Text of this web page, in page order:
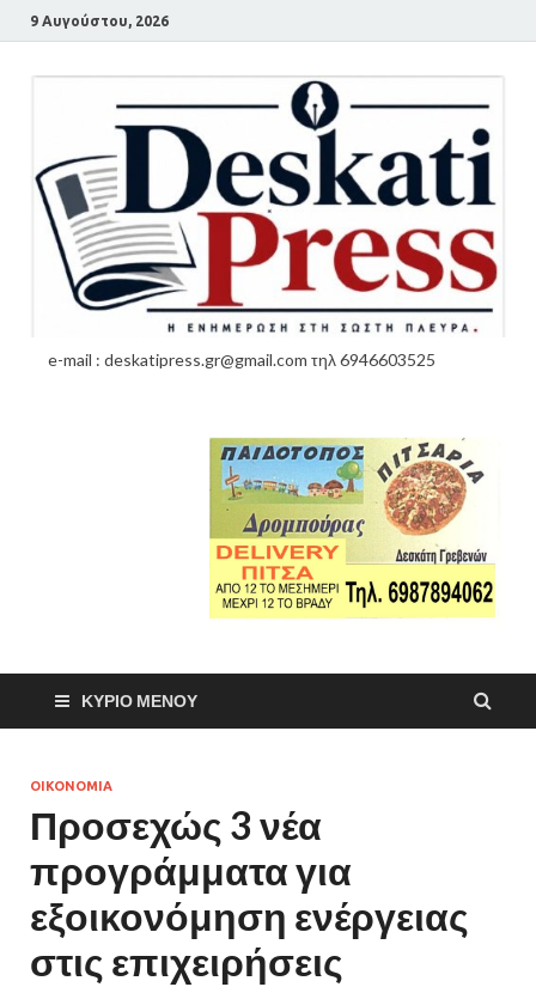
9 Αυγούστου, 2026
e-mail : deskatipress.gr@gmail.com τηλ 6946603525
ΚΎΡΙΟ ΜΕΝΟΎ
ΟΙΚΟΝΟΜΙΑ
Προσεχώς 3 νέα
προγράμματα για
εξοικονόμηση ενέργειας
στις επιχειρήσεις